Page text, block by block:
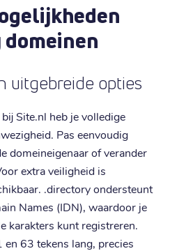
uitgebreide opties
Site.nl heb je volledige
Pas eenvoudig
domeineigenaar of verander
extra veiligheid is
.directory ondersteunt
Names (IDN), waardoor je
karakters kunt registreren.
en 63 tekens lang, precies